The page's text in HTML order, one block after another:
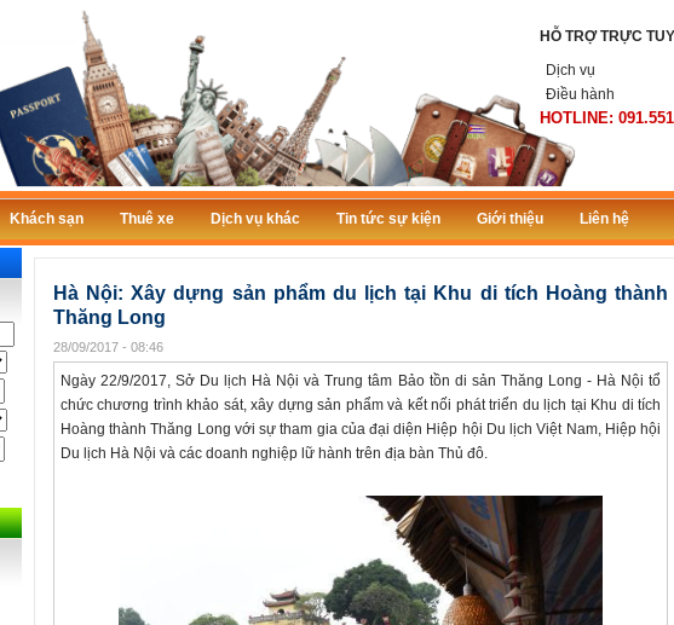
HỖ TRỢ TRỰC
Dịch vụ
Điều hành
HOTLINE:
Khách sạn Thuê xe Dịch vụ khác Tin tức sự kiện Giới thiệu Liên hệ
Hà Nội: Xây dựng sản phẩm du lịch tại Khu di tích Hoàng thành
Thăng Long
28/09/2017 - 08:46
Ngày 22/9/2017, Sở Du lịch Hà Nội và Trung tâm Bảo tồn di sản Thăng Long - Hà Nội tổ
chức chương trình khảo sát, xây dựng sản phẩm và kết nối phát triển du lịch tại Khu di tích
Hoàng thành Thăng Long với sự tham gia của đại diện Hiệp hội Du lịch Việt Nam, Hiệp hội
Du lịch Hà Nội và các doanh nghiệp lữ hành trên địa bàn Thủ đô.